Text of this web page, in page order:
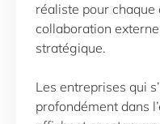
réaliste pour
collaboration
stratégique.
Les entreprises qui
profondément dans